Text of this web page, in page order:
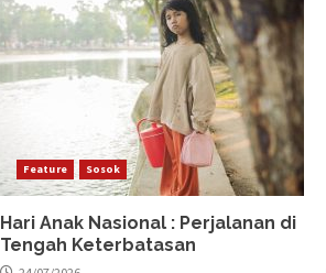
Feature Sosok
Hari Anak Nasional : Perjalanan di
Tengah Keterbatasan